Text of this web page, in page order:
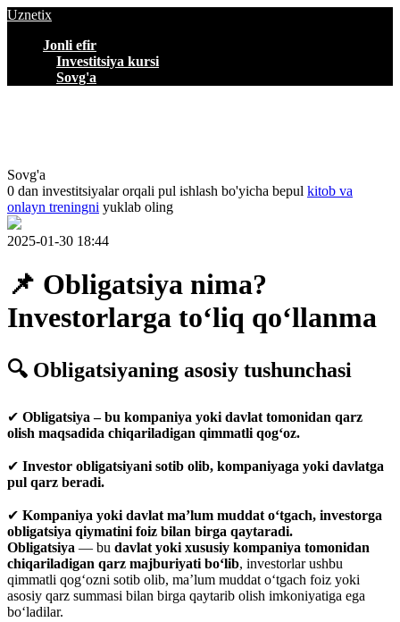
Uznetix
Jonli efir
Investitsiya kursi
Sovg'a
Sovg'a
0 dan investitsiyalar orqali pul ishlash bo'yicha bepul kitob va
onlayn treningni yuklab oling
2025-01-30 18:44
📌 Obligatsiya nima?
Investorlarga to‘liq qo‘llanma
🔍 Obligatsiyaning asosiy tushunchasi
✔ Obligatsiya – bu kompaniya yoki davlat tomonidan qarz
olish maqsadida chiqariladigan qimmatli qog‘oz.
✔ Investor obligatsiyani sotib olib, kompaniyaga yoki davlatga
pul qarz beradi.
✔ Kompaniya yoki davlat ma’lum muddat o‘tgach, investorga
obligatsiya qiymatini foiz bilan birga qaytaradi.
Obligatsiya — bu davlat yoki xususiy kompaniya tomonidan
chiqariladigan qarz majburiyati bo‘lib, investorlar ushbu
qimmatli qog‘ozni sotib olib, ma’lum muddat o‘tgach foiz yoki
asosiy qarz summasi bilan birga qaytarib olish imkoniyatiga ega
bo‘ladilar.